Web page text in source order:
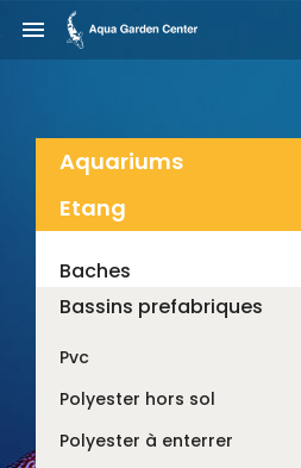

Aquariums
Etang
Baches
Bassins prefabriques
Pvc
Polyester hors sol
Polyester à enterrer